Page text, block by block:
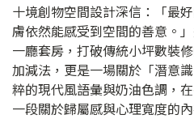
十境創物空間設計深信：「最
膚依然能感受到空間的善意。
一廳套房，打破傳統小坪數裝
加減法，更是一場關於「潛意
粹的現代風語彙與奶油色調，
一段關於歸屬感與心理寬度的